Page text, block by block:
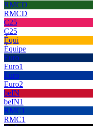
RMCD
RMCD
C25
C25
Équi
Équipe
Euro
Euro1
Euro
Euro2
beIN
beIN1
RMC1
RMC1